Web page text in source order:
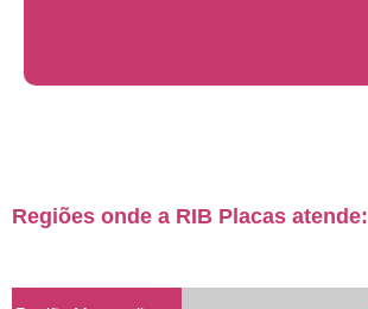
Regiões onde a RIB Placas atende: